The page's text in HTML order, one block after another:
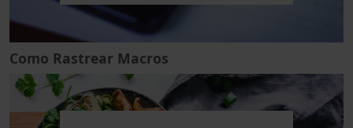
Como Rastrear Macros